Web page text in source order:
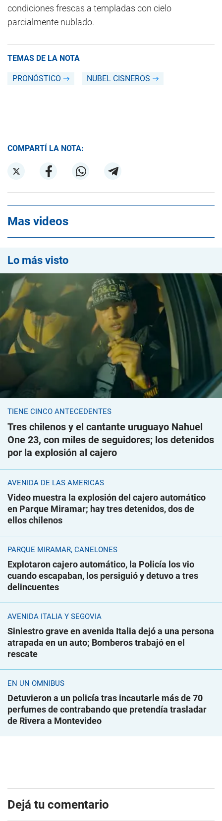
condiciones frescas a templadas con cielo
parcialmente nublado.
TEMAS DE LA NOTA
PRONÓSTICO NUBEL CISNEROS
COMPARTÍ LA NOTA:
Mas videos
Lo más visto
TIENE CINCO ANTECEDENTES
Tres chilenos y el cantante uruguayo Nahuel
One 23, con miles de seguidores; los detenidos
por la explosión al cajero
AVENIDA DE LAS AMÉRICAS
Video muestra la explosión del cajero automático
en Parque Miramar; hay tres detenidos, dos de
ellos chilenos
PARQUE MIRAMAR, CANELONES
Explotaron cajero automático, la Policía los vio
cuando escapaban, los persiguió y detuvo a tres
delincuentes
AVENIDA ITALIA Y SEGOVIA
Siniestro grave en avenida Italia dejó a una persona
atrapada en un auto; Bomberos trabajó en el
rescate
EN UN ÓMNIBUS
Detuvieron a un policía tras incautarle más de 70
perfumes de contrabando que pretendía trasladar
de Rivera a Montevideo
Dejá tu comentario